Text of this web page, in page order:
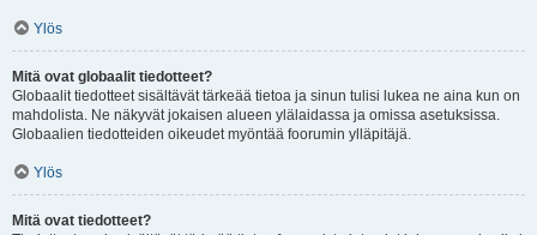
Ylös
Mitä ovat globaalit tiedotteet?
Globaalit tiedotteet sisältävät tärkeää tietoa ja sinun tulisi lukea ne aina kun on
mahdolista. Ne näkyvät jokaisen alueen ylälaidassa ja omissa asetuksissa.
Globaalien tiedotteiden oikeudet myöntää foorumin ylläpitäjä.
Ylös
Mitä ovat tiedotteet?